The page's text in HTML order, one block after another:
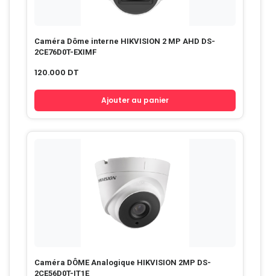
Caméra Dôme interne HIKVISION 2 MP AHD DS-
2CE76D0T-EXIMF
120.000 DT
Ajouter au panier
Caméra DÔME Analogique HIKVISION 2MP DS-
2CE56D0T-IT1E